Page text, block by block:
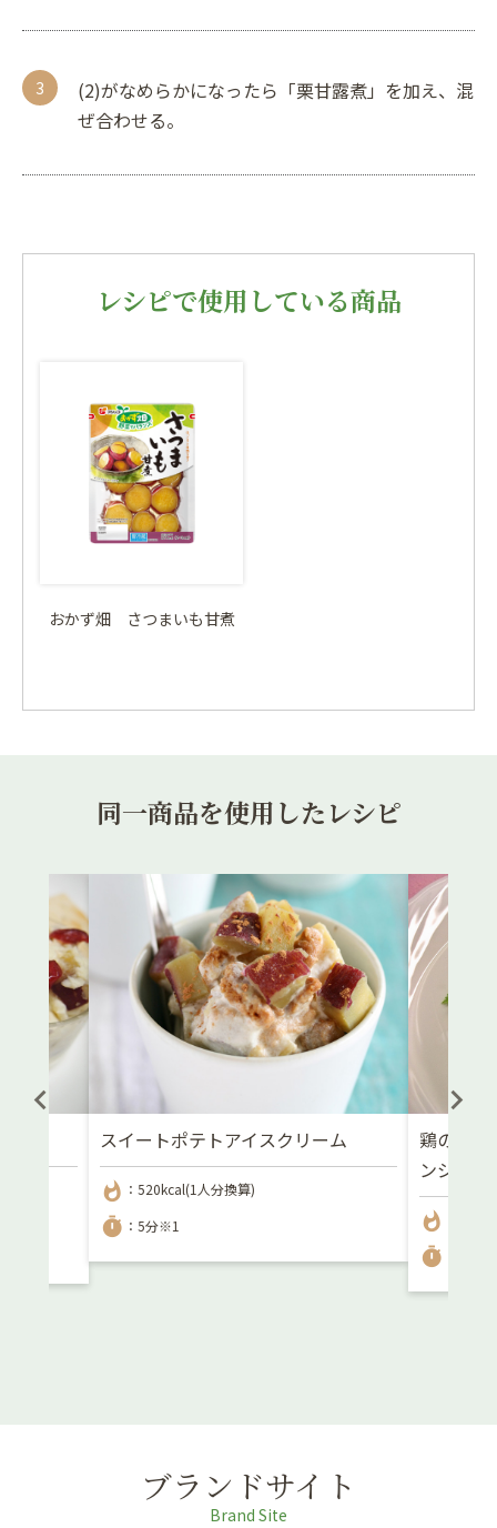
(2)がなめらかになったら「栗甘露煮」を加え、混
ぜ合わせる。
レシピで使用している商品
おかず畑 さつまいも甘煮
同一商品を使用したレシピ
スイートポテトアイスクリーム
whatshot ：520kcal(1人分換算)
timer ：5分※1
鶏のさ
ンジソー
whatshot
timer
ブランドサイト
Brand Site